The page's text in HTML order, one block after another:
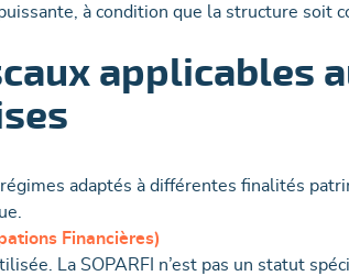
à condition que la structure soit
applicables
adaptés à différentes finalités
Financières)
La SOPARFI n’est pas un statut